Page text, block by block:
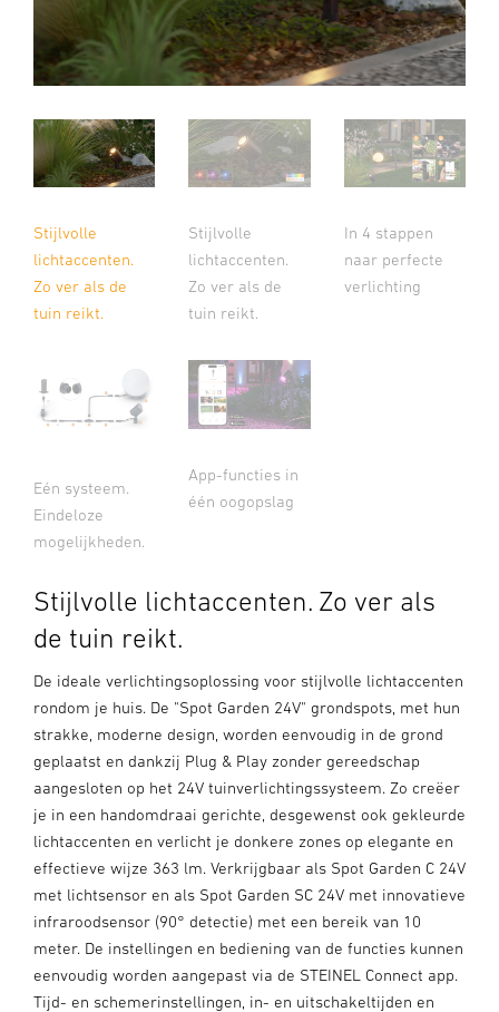
Stijlvolle
lichtaccenten.
Zo ver als de
tuin reikt.
Stijlvolle
lichtaccenten.
Zo ver als de
tuin reikt.
In 4 stappen
naar perfecte
verlichting
Eén systeem.
Eindeloze
mogelijkheden.
App-functies in
één oogopslag
Stijlvolle lichtaccenten. Zo ver als
de tuin reikt.
De ideale verlichtingsoplossing voor stijlvolle lichtaccenten
rondom je huis. De "Spot Garden 24V" grondspots, met hun
strakke, moderne design, worden eenvoudig in de grond
geplaatst en dankzij Plug & Play zonder gereedschap
aangesloten op het 24V tuinverlichtingssysteem. Zo creëer
je in een handomdraai gerichte, desgewenst ook gekleurde
lichtaccenten en verlicht je donkere zones op elegante en
effectieve wijze 363 lm. Verkrijgbaar als Spot Garden C 24V
met lichtsensor en als Spot Garden SC 24V met innovatieve
infraroodsensor (90° detectie) met een bereik van 10
meter. De instellingen en bediening van de functies kunnen
eenvoudig worden aangepast via de STEINEL Connect app.
Tijd- en schemerinstellingen, in- en uitschakeltijden en